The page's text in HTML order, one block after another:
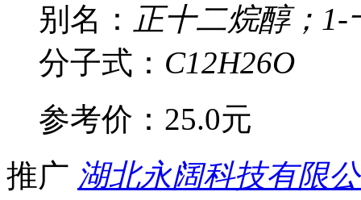
别名： 正十二烷醇；
分子式： C12H26O
参考价： 25.0元
推广 湖北永阔科技有限